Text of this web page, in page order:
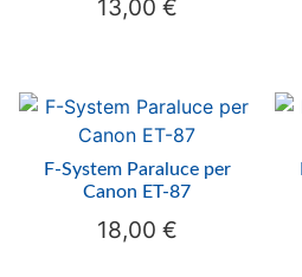
13,00 €
F-System Paraluce per
Canon ET-87
18,00 €